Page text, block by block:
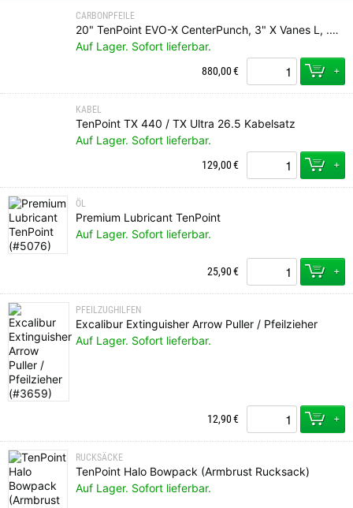
CARBONPFEILE
20" TenPoint EVO-X CenterPunch, 3" X Vanes L, .001, Messing Insert, Alpha Nock HPX rot (36er Pack)
Auf Lager. Sofort lieferbar.
880,00€ +
KABEL
TenPoint TX 440 / TX Ultra 26.5 Kabelsatz
Auf Lager. Sofort lieferbar.
129,00€ +
ÖL
Premium Lubricant TenPoint
Auf Lager. Sofort lieferbar.
25,90€ +
PFEILZUGHILFEN
Excalibur Extinguisher Arrow Puller / Pfeilzieher
Auf Lager. Sofort lieferbar.
12,90€ +
RUCKSÄCKE
TenPoint Halo Bowpack (Armbrust Rucksack)
Auf Lager. Sofort lieferbar.